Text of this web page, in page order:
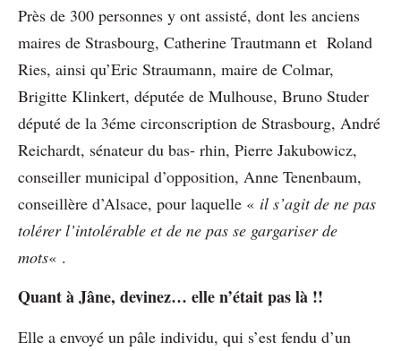
Près de 300 personnes y ont assisté, dont les anciens
maires de Strasbourg, Catherine Trautmann et Roland
Ries, ainsi qu’Eric Straumann, maire de Colmar,
Brigitte Klinkert, députée de Mulhouse, Bruno Studer
député de la 3éme circonscription de Strasbourg, André
Reichardt, sénateur du bas- rhin, Pierre Jakubowicz,
conseiller municipal d’opposition, Anne Tenenbaum,
conseillère d’Alsace, pour laquelle « il s’agit de ne pas
tolérer l’intolérable et de ne pas se gargariser de
mots« .
Quant à Jâne, devinez… elle n’était pas là !!
Elle a envoyé un pâle individu, qui s’est fendu d’un